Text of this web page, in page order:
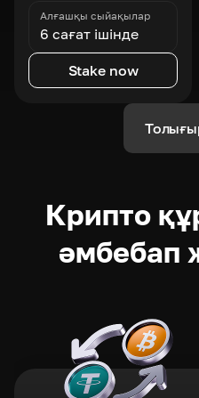
Алғашқы сыйақылар
6 сағат ішінде
Stake now
Крипто
әмбебап